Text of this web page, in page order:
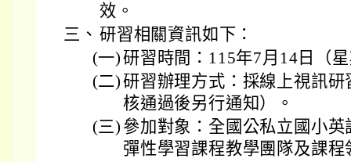
效。
三、 研習相關資訊如下：
(一)研習時間：115年7月14日（
(二)研習辦理方式：採線上視訊
核通過後另行通知）。
(三) 參加對象：全國公私立國小
彈性學習課程教學團隊及課程